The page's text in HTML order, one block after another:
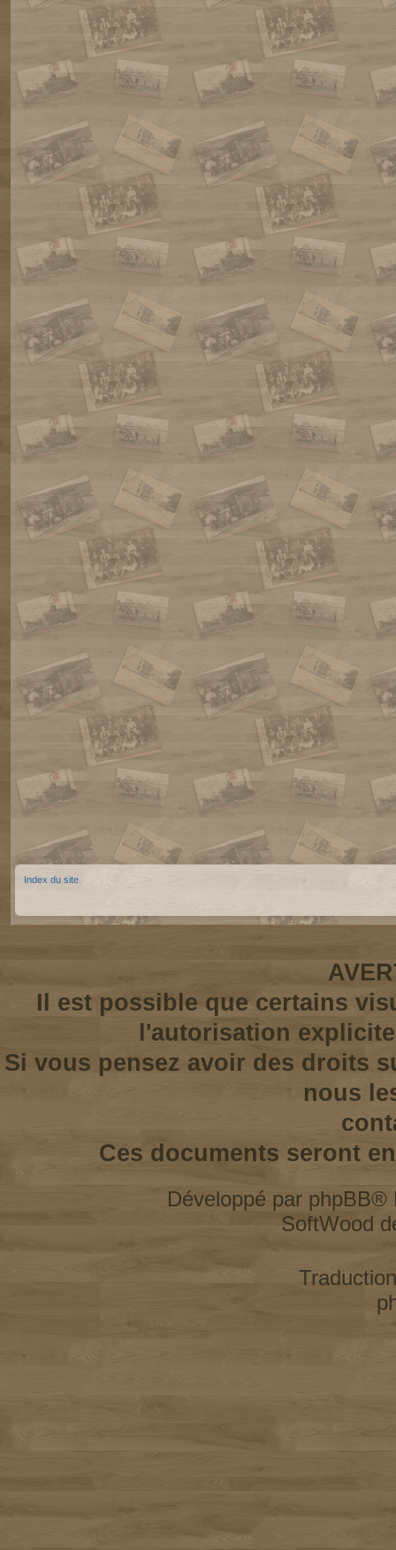
Index du site
Il est possible que certains
l'autorisation
Si vous pensez avoir des droits
nous
Ces documents seront
Développé par phpBB®
SoftWood